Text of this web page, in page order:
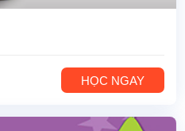
HỌC NGAY